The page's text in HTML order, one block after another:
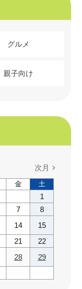
グルメ
親子向け
次月
金 土
1
7
8
14
15
21
22
28
29